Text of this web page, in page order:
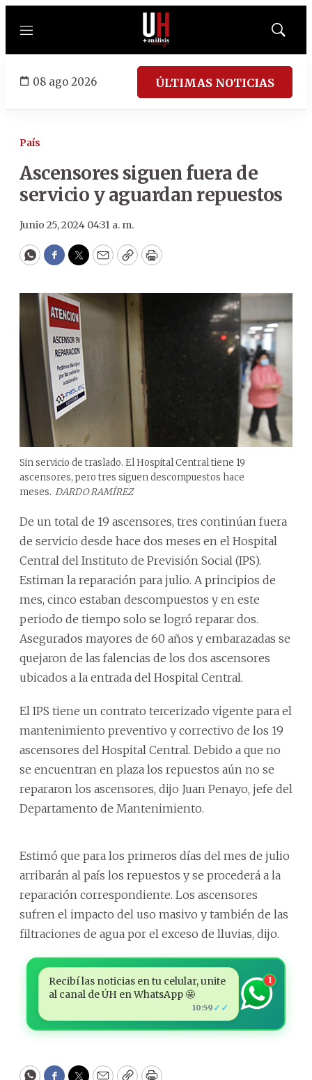
Menú
Mostrar
08 ago 2026 ÚLTIMAS NOTICIAS
País
Ascensores siguen fuera de
servicio y aguardan repuestos
Junio 25, 2024 04:31 a. m.
WhatsApp
Facebook
Twitter
EmailCopyPrint
Sin servicio de traslado. El Hospital Central tiene 19
ascensores, pero tres siguen descompuestos hace
meses. DARDO RAMÍREZ
De un total de 19 ascensores, tres continúan fuera
de servicio desde hace dos meses en el Hospital
Central del Instituto de Previsión Social (IPS).
Estiman la reparación para julio. A principios de
mes, cinco estaban descompuestos y en este
periodo de tiempo solo se logró reparar dos.
Asegurados mayores de 60 años y embarazadas se
quejaron de las falencias de los dos ascensores
ubicados a la entrada del Hospital Central.
El IPS tiene un contrato tercerizado vigente para el
mantenimiento preventivo y correctivo de los 19
ascensores del Hospital Central. Debido a que no
se encuentran en plaza los repuestos aún no se
repararon los ascensores, dijo Juan Penayo, jefe del
Departamento de Mantenimiento.
Estimó que para los primeros días del mes de julio
arribarán al país los repuestos y se procederá a la
reparación correspondiente. Los ascensores
sufren el impacto del uso masivo y también de las
filtraciones de agua por el exceso de lluvias, dijo.
Recibí las noticias en tu celular, unite
al canal de ÚH en WhatsApp 🤩
10:59 ✓✓
1